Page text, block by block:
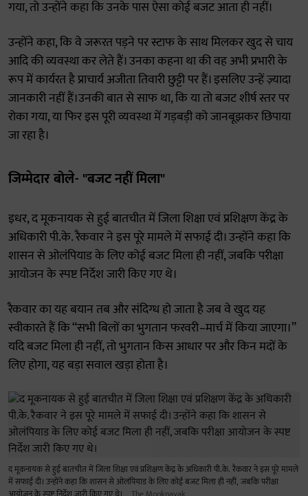
गया, तो उन्होंने कहा कि उनके पास ऐसा कोई बजट आता ही नहीं।
उन्होंने कहा, कि वे जरूरत पड़ने पर स्टाफ के साथ मिलकर खुद से चाय
आदि की व्यवस्था कर लेते हैं। उनका कहना था की वह अभी प्रभारी के
रूप में कार्यरत है प्राचार्य अजीता तिवारी छुट्टी पर हैं। इसलिए उन्हें ज़्यादा
जानकारी नहीं हैं।उनकी बात से साफ था, कि या तो बजट शीर्ष स्तर पर
रोका गया, या फिर इस पूरी व्यवस्था में गड़बड़ी को जानबूझकर छिपाया
जा रहा है।
जिम्मेदार बोले- "बजट नहीं मिला"
इधर, द मूकनायक से हुई बातचीत में जिला शिक्षा एवं प्रशिक्षण केंद्र के
अधिकारी पी.के. रैकवार ने इस पूरे मामले में सफाई दी। उन्होंने कहा कि
शासन से ओलंपियाड के लिए कोई बजट मिला ही नहीं, जबकि परीक्षा
आयोजन के स्पष्ट निर्देश जारी किए गए थे।
रैकवार का यह बयान तब और संदिग्ध हो जाता है जब वे खुद यह
स्वीकारते हैं कि “सभी बिलों का भुगतान फरवरी–मार्च में किया जाएगा।”
यदि बजट मिला ही नहीं, तो भुगतान किस आधार पर और किन मदों के
लिए होगा, यह बड़ा सवाल खड़ा होता है।
द मूकनायक से हुई बातचीत में जिला शिक्षा एवं प्रशिक्षण केंद्र के अधिकारी पी.के. रैकवार ने इस पूरे मामले
में सफाई दी। उन्होंने कहा कि शासन से ओलंपियाड के लिए कोई बजट मिला ही नहीं, जबकि परीक्षा